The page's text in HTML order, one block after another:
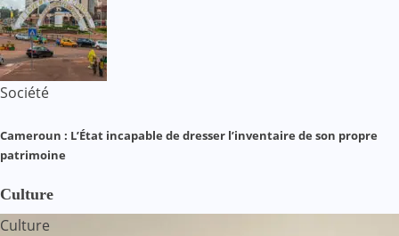
Société
Cameroun : L’État incapable de dresser l’inventaire de son propre
patrimoine
Culture
Culture